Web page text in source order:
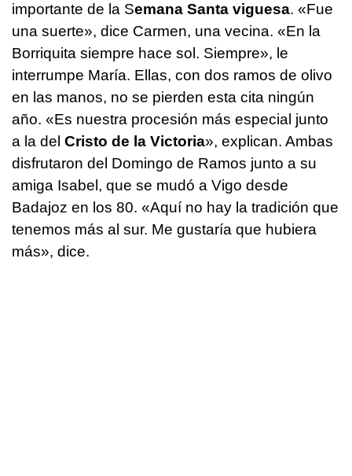
importante de la Semana Santa viguesa. «Fue
una suerte», dice Carmen, una vecina. «En la
Borriquita siempre hace sol. Siempre», le
interrumpe María. Ellas, con dos ramos de olivo
en las manos, no se pierden esta cita ningún
año. «Es nuestra procesión más especial junto
a la del Cristo de la Victoria», explican. Ambas
disfrutaron del Domingo de Ramos junto a su
amiga Isabel, que se mudó a Vigo desde
Badajoz en los 80. «Aquí no hay la tradición que
tenemos más al sur. Me gustaría que hubiera
más», dice.